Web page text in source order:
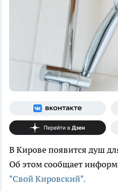
В Кирове появится душ
Об этом сообщает
"Свой Кировский".